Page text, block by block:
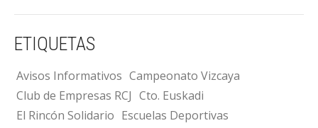
ETIQUETAS
Avisos Informativos Campeonato Vizcaya
Club de Empresas RCJ Cto. Euskadi
El Rincón Solidario Escuelas Deportivas